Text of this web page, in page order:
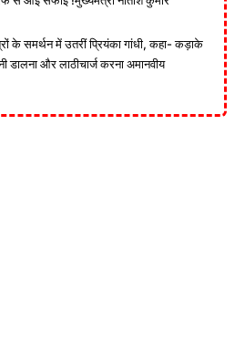
के समर्थन में उतरीं प्रियंका गांधी, कहा- कड़ाके
डालना और लाठीचार्ज करना अमानवीय